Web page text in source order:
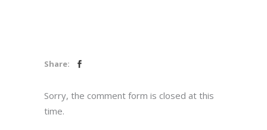
Share:
Sorry, the comment form is closed at this
time.